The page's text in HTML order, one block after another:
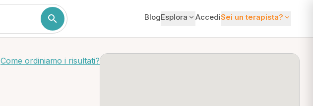
BlogEsplora AccediSei un terapista?
Come ordiniamo i risultati?